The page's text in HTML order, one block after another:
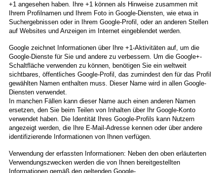
+1 angesehen haben. Ihre +1 können als Hinweise zusammen mit
Ihrem Profilnamen und Ihrem Foto in Google-Diensten, wie etwa in
Suchergebnissen oder in Ihrem Google-Profil, oder an anderen Stellen
auf Websites und Anzeigen im Internet eingeblendet werden.
Google zeichnet Informationen über Ihre +1-Aktivitäten auf, um die
Google-Dienste für Sie und andere zu verbessern. Um die Google+-
Schaltfläche verwenden zu können, benötigen Sie ein weltweit
sichtbares, öffentliches Google-Profil, das zumindest den für das Profil
gewählten Namen enthalten muss. Dieser Name wird in allen Google-
Diensten verwendet.
In manchen Fällen kann dieser Name auch einen anderen Namen
ersetzen, den Sie beim Teilen von Inhalten über Ihr Google-Konto
verwendet haben. Die Identität Ihres Google-Profils kann Nutzern
angezeigt werden, die Ihre E-Mail-Adresse kennen oder über andere
identifizierende Informationen von Ihnen verfügen.
Verwendung der erfassten Informationen: Neben den oben erläuterten
Verwendungszwecken werden die von Ihnen bereitgestellten
Informationen gemäß den geltenden Google-